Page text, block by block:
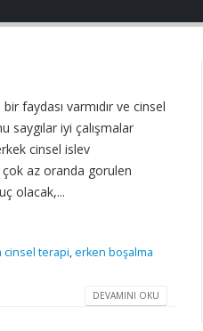
faydası varmıdır ve cinsel
saygılar iyi çalışmalar
cinsel islev
az oranda gorulen
olacak,...
cinsel terapi,erken boşalma
DEVAMINI OKU